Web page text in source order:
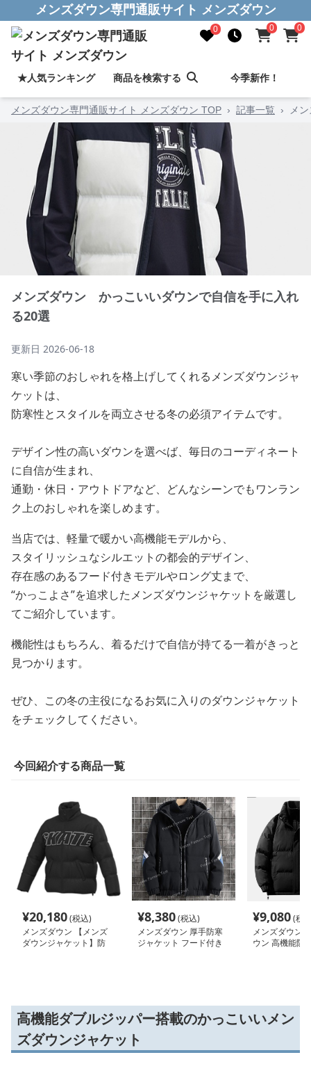
メンズダウン専門通販サイト メンズダウン
0 0 0
★人気ランキング 商品を検索する 今季新作！
メンズダウン専門通販サイト メンズダウン TOP › 記事一覧 › メ
メンズダウン かっこいいダウンで自信を手に入れ
る20選
更新日 2026-06-18
寒い季節のおしゃれを格上げしてくれるメンズダウンジャ
ケットは、
防寒性とスタイルを両立させる冬の必須アイテムです。
デザイン性の高いダウンを選べば、毎日のコーディネート
に自信が生まれ、
通勤・休日・アウトドアなど、どんなシーンでもワンラン
ク上のおしゃれを楽しめます。
当店では、軽量で暖かい高機能モデルから、
スタイリッシュなシルエットの都会的デザイン、
存在感のあるフード付きモデルやロング丈まで、
“かっこよさ”を追求したメンズダウンジャケットを厳選し
てご紹介しています。
機能性はもちろん、着るだけで自信が持てる一着がきっと
見つかります。
ぜひ、この冬の主役になるお気に入りのダウンジャケット
をチェックしてください。
今回紹介する商品一覧
¥20,180(税込)
メンズダウン 【メンズ
ダウンジャケット】防
¥8,380(税込)
メンズダウン 厚手防寒
ジャケット フード付き
¥9,080(税
メンズダウン
ウン 高機能防
高機能ダブルジッパー搭載のかっこいいメン
ズダウンジャケット